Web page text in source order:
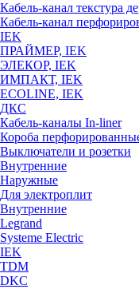
Кабель-канал текстура
Кабель-канал
IEK
ПРАЙМЕР, IEK
ЭЛЕКОР, IEK
ИМПАКТ, IEK
ECOLINE, IEK
ДКС
Кабель-каналы In-liner
Короба
Выключатели и розетки
Внутренние
Наружные
Для электроплит
Внутренние
Legrand
Systeme Electric
IEK
TDM
DKC